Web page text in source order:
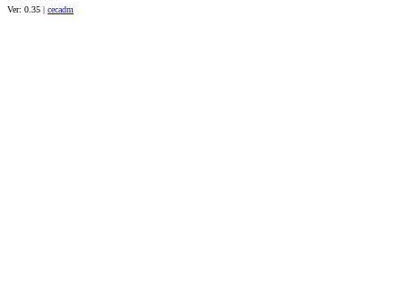
Ver: 0.35 | cecadm